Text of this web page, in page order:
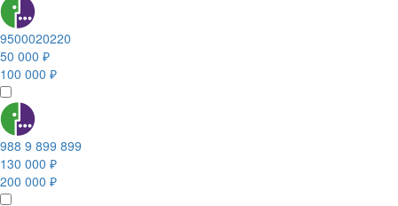
9500020220
50 000 ₽
100 000 ₽
988 9 899 899
130 000 ₽
200 000 ₽